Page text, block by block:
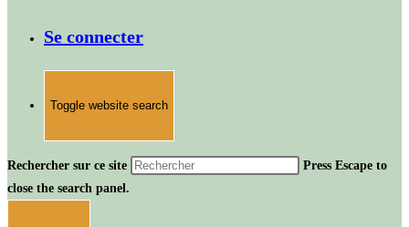
Se connecter
Toggle website search
Rechercher sur ce site
Press Escape to
close the search panel.